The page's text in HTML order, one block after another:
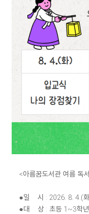
<아름꿈도서관 여름 독
●일 시 : 2026. 8. 4.(
●대 상 : 초등 1~3학년